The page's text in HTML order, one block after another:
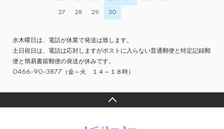
27 28 29 30
水木曜日は、電話が休業で発送は致します。
土日祝日は、電話は応対しますがポストに入らない普通郵便と特定記録郵
便と簡易書留郵便の発送が休みです。
0466-90-3877（金～火 １４～１８時）